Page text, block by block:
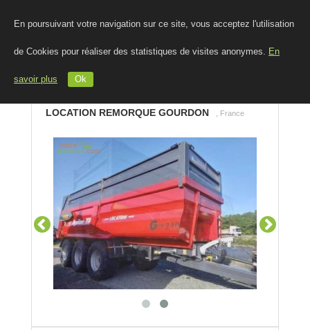
En poursuivant votre navigation sur ce site, vous acceptez l'utilisation
de Cookies pour réaliser des statistiques de visites anonymes. En
savoir plus Ok
LOCATION REMORQUE GOURDON , France